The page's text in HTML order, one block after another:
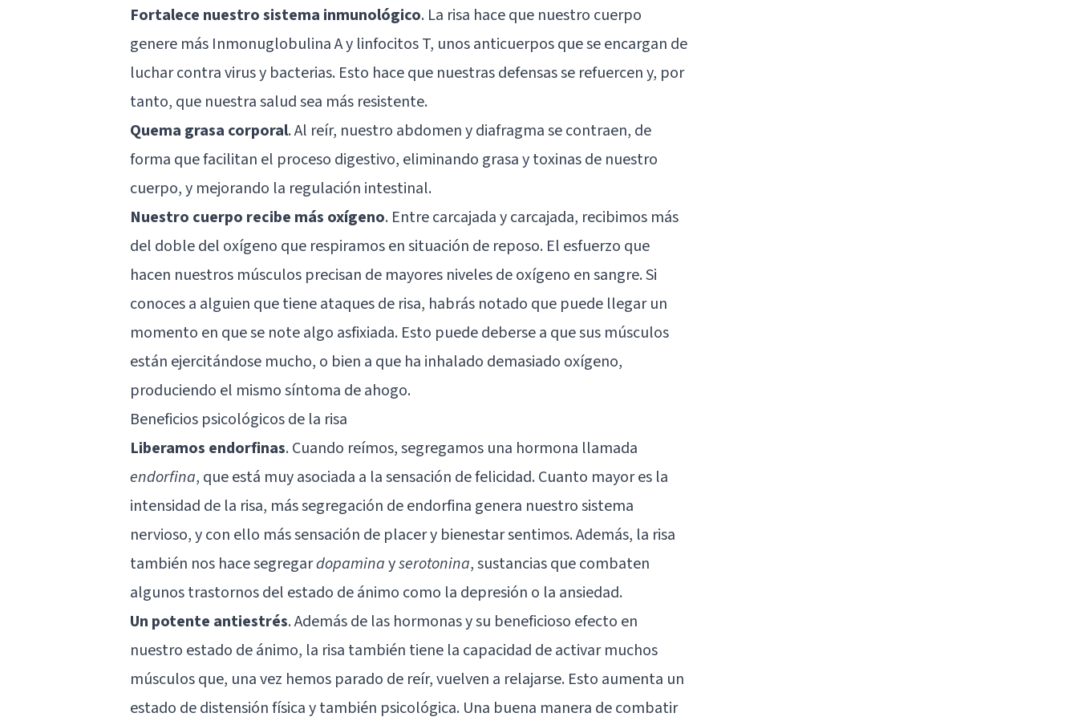
Fortalece nuestro sistema inmunológico. La risa hace que nuestro cuerpo
genere más Inmonuglobulina A y linfocitos T, unos anticuerpos que se encargan de
luchar contra virus y bacterias. Esto hace que nuestras defensas se refuercen y, por
tanto, que nuestra salud sea más resistente.
Quema grasa corporal. Al reír, nuestro abdomen y diafragma se contraen, de
forma que facilitan el proceso digestivo, eliminando grasa y toxinas de nuestro
cuerpo, y mejorando la regulación intestinal.
Nuestro cuerpo recibe más oxígeno. Entre carcajada y carcajada, recibimos más
del doble del oxígeno que respiramos en situación de reposo. El esfuerzo que
hacen nuestros músculos precisan de mayores niveles de oxígeno en sangre. Si
conoces a alguien que tiene ataques de risa, habrás notado que puede llegar un
momento en que se note algo asfixiada. Esto puede deberse a que sus músculos
están ejercitándose mucho, o bien a que ha inhalado demasiado oxígeno,
produciendo el mismo síntoma de ahogo.
Beneficios psicológicos de la risa
Liberamos endorfinas. Cuando reímos, segregamos una hormona llamada
endorfina, que está muy asociada a la sensación de felicidad. Cuanto mayor es la
intensidad de la risa, más segregación de endorfina genera nuestro sistema
nervioso, y con ello más sensación de placer y bienestar sentimos. Además, la risa
también nos hace segregardopaminayserotonina, sustancias que combaten
algunos trastornos del estado de ánimo como la depresión o la ansiedad.
Un potente antiestrés. Además de las hormonas y su beneficioso efecto en
nuestro estado de ánimo, la risa también tiene la capacidad de activar muchos
músculos que, una vez hemos parado de reír, vuelven a relajarse. Esto aumenta un
estado de distensión física y también psicológica. Una buena manera de combatir